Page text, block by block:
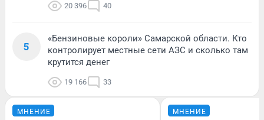
20 396 40
5
«Бензиновые короли» Самарской области. Кто
контролирует местные сети АЗС и сколько там
крутится денег
19 166 33
МНЕНИЕ МНЕНИЕ